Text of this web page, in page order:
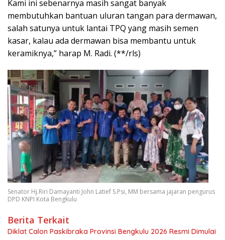
Kami ini sebenarnya masih sangat banyak
membutuhkan bantuan uluran tangan para dermawan,
salah satunya untuk lantai TPQ yang masih semen
kasar, kalau ada dermawan bisa membantu untuk
keramiknya,” harap M. Radi. (**/rls)
Senator Hj.Riri Damayanti John Latief S.Psi, MM bersama jajaran pengurus
DPD KNPI Kota Bengkulu
Berita Terkait
Diklat Calon Paskibraka Provinsi Bengkulu 2026 Resmi Dimulai